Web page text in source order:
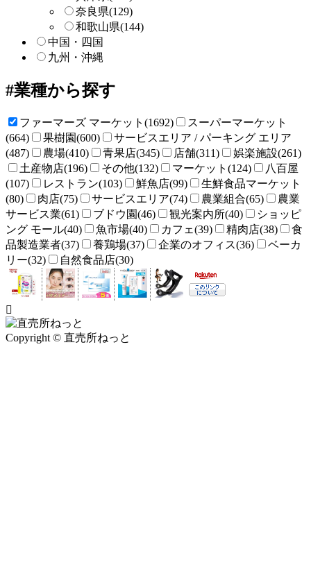
奈良県(129)
和歌山県(144)
中国・四国
九州・沖縄
業種から探す
ファーマーズ マーケット(1692)
スーパーマーケット
(664)
果樹園(600)
サービスエリア / パーキング エリア
(487)
農場(410) 青果店(345) 店舗(311)
娯楽施設(261)
土産物店(196)
その他(132) マーケット(124)
八百屋
(107)
レストラン(103) 鮮魚店(99)
生鮮食品マーケット
(80)
肉店(75) サービスエリア(74) 農業組合(65)
農業
サービス業(61)
ブドウ園(46) 観光案内所(40)
ショッピ
ング モール(40)
魚市場(40) カフェ(39) 精肉店(38)
食
品製造業者(37)
養鶏場(37) 企業のオフィス(36)
ベーカ
リー(32)
自然食品店(30)
Copyright © 直売所ねっと